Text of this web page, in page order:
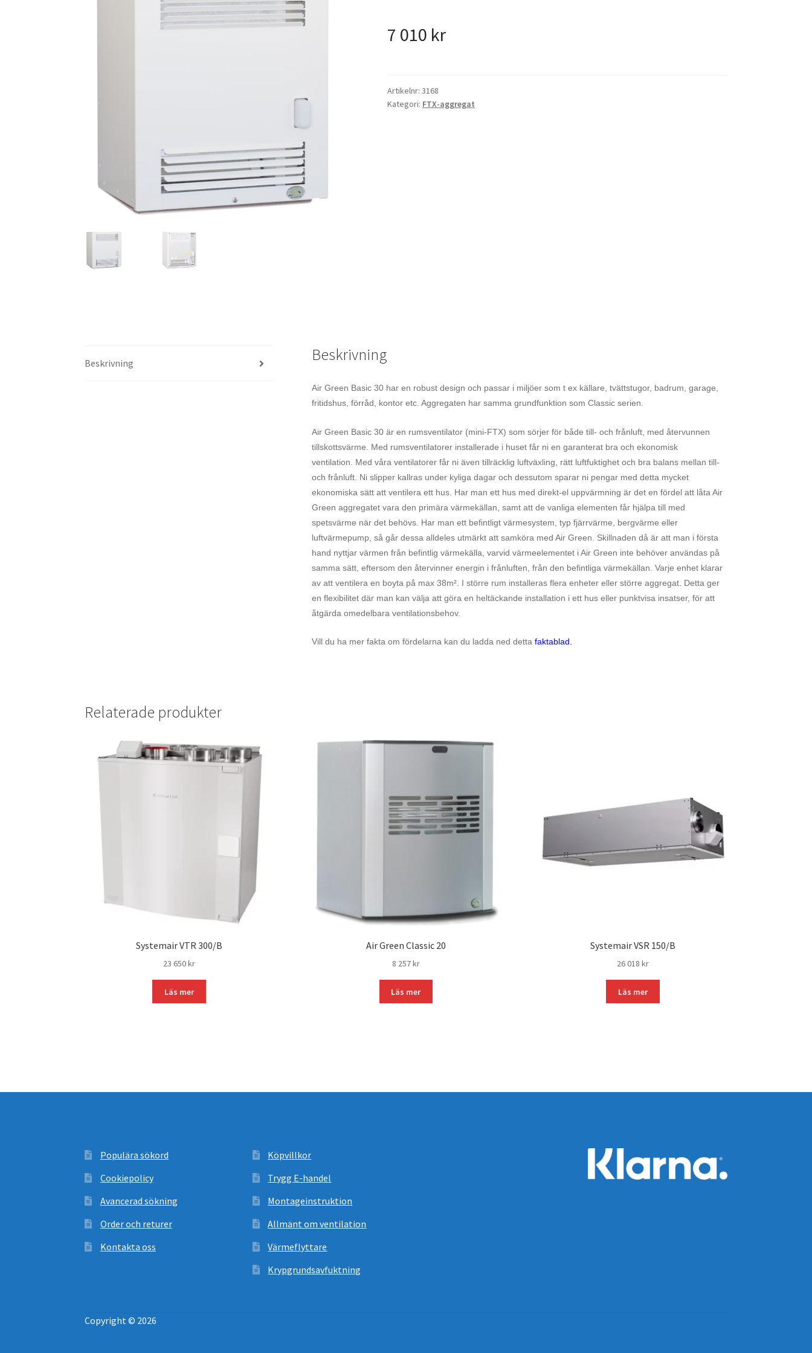
7 010 kr
Artikelnr: 3168
Kategori: FTX-aggregat
Beskrivning Beskrivning
Air Green Basic 30 har en robust design och passar i miljöer som t ex källare, tvättstugor, badrum, garage,
fritidshus, förråd, kontor etc. Aggregaten har samma grundfunktion som Classic serien.
Air Green Basic 30 är en rumsventilator (mini-FTX) som sörjer för både till- och frånluft, med återvunnen
tillskottsvärme. Med rumsventilatorer installerade i huset får ni en garanterat bra och ekonomisk
ventilation.
Med våra ventilatorer får ni även tillräcklig luftväxling, rätt luftfuktighet och bra balans mellan till-
och frånluft. Ni slipper kallras under kyliga dagar och dessutom sparar ni pengar med detta mycket
ekonomiska sätt att ventilera ett hus. Har man ett hus med direkt-el uppvärmning är det en fördel att låta Air
Green aggregatet vara den primära värmekällan, samt att de vanliga elementen får hjälpa till med
spetsvärme när det behövs. Har man ett befintligt värmesystem, typ fjärrvärme, bergvärme eller
luftvärmepump, så går dessa alldeles utmärkt att samköra med Air Green. Skillnaden då är att man i första
hand nyttjar värmen från befintlig värmekälla, varvid värmeelementet i Air Green inte behöver användas på
samma sätt, eftersom den återvinner energin i frånluften, från den befintliga värmekällan. Varje enhet klarar
av att ventilera en boyta på max 38m². I större rum installeras flera enheter eller större aggregat. Detta ger
en flexibilitet där man kan välja att göra en heltäckande installation i ett hus eller punktvisa insatser, för att
åtgärda omedelbara ventilationsbehov.
Vill du ha mer fakta om fördelarna kan du ladda ned detta faktablad.
Relaterade produkter
Systemair VTR 300/B
23 650kr
Läs mer
Air Green Classic 20
8 257kr
Läs mer
Systemair VSR 150/B
26 018 kr
Läs mer
Populära sökord
Cookiepolicy
Avancerad sökning
Order och returer
Kontakta oss
Köpvillkor
Trygg E-handel
Montageinstruktion
Allmänt om ventilation
Värmeflyttare
Krypgrundsavfuktning
Copyright © 2026